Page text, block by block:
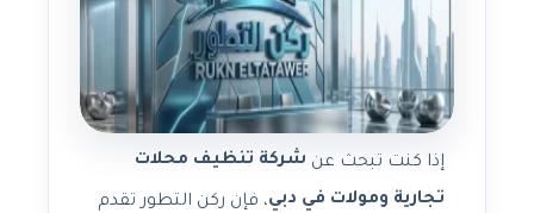
إذا كنت تبحث عن شركة تنظيف محلات
تجارية ومولات في دبي، فإن ركن التطور تقدم